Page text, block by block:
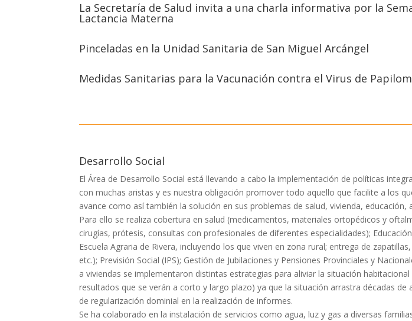
La Secretaría de Salud invita a una charla informativa por la
Lactancia Materna
Pinceladas en la Unidad Sanitaria de San Miguel Arcángel
Medidas Sanitarias para la Vacunación contra el Virus de
Desarrollo Social
El Área de Desarrollo Social está llevando a cabo la implementación de políticas
con muchas aristas y es nuestra obligación promover todo aquello que facilite a los
avance como así también la solución en sus problemas de salud, vivienda, educación,
Para ello se realiza cobertura en salud (medicamentos, materiales ortopédicos y
cirugías, prótesis, consultas con profesionales de diferentes especialidades);
Escuela Agraria de Rivera, incluyendo los que viven en zona rural; entrega de
etc.); Previsión Social (IPS); Gestión de Jubilaciones y Pensiones Provinciales y
a viviendas se implementaron distintas estrategias para aliviar la situación
resultados que se verán a corto y largo plazo) ya que la situación arrastra décadas
de regularización dominial en la realización de informes.
Se ha colaborado en la instalación de servicios como agua, luz y gas a diversas